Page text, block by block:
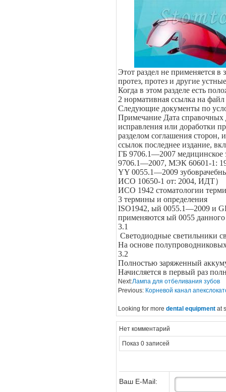
Этот раздел не применяется
протез, протез и другие
Когда в этом разделе есть
2 нормативная ссылка на файл
Следующие документы по
Примечание Дата
исправления или доработки
разделом соглашения сторон,
ссылок последнее издание,
ГБ 9706.1—2007 медицинское
9706.1—2007, МЭК 60601-1:
YY 0055.1—2009
ИСО 10650-1 от: 2004, ИДТ）
ИСО 1942 стоматологии
3 термины и определения
ISO1942, ый 0055.1—2009 и
применяются ый 0055 данного
3.1
Светодиодные светильники
На основе
3.2
Полностью заряженный
Начисляется в первый раз
Next:Лампа для отбеливания зубов
Previous: Корневой канал
Looking for more dental equipment at
Нет комментарий
Показ 0 записей
Ваш E-Mail: